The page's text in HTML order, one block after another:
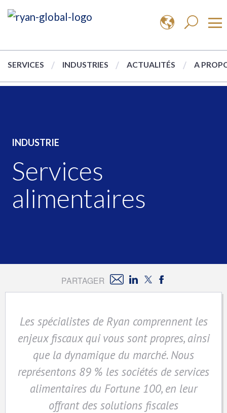
SERVICES INDUSTRIES ACTUALITÉS A
INDUSTRIE
Services
alimentaires
Les spécialistes de Ryan comprennent les
enjeux fiscaux qui vous sont propres, ainsi
que la dynamique du marché. Nous
représentons 89 % les sociétés de services
alimentaires du Fortune 100, en leur
offrant des solutions fiscales
PARTAGER